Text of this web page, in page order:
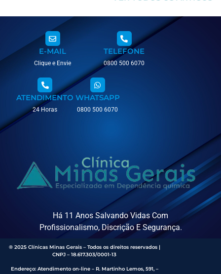
E-MAIL
Clique e Envie
TELEFONE
0800 500 6070
ATENDIMENTO
24 Horas
WHATSAPP
0800 500 6070
Há 11 Anos Salvando Vidas Com
Profissionalismo, Discrição E Segurança.
® 2025 Clínicas Minas Gerais – Todos os direitos reservados |
CNPJ – 18.617.303/0001-13
Endereço: Atendimento on-line – R. Martinho Lemos, 591, –